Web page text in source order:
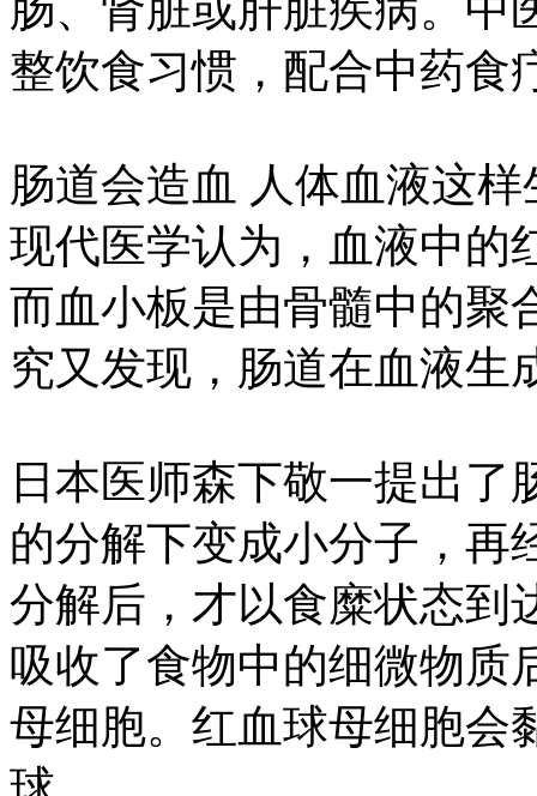
整饮食习惯，配合中药食
肠道会造血 人体血液这样
现代医学认为，血液中的
而血小板是由骨髓中的聚
究又发现，肠道在血液生
日本医师森下敬一提出
的分解下变成小分子，再
分解后，才以食糜状态到
吸收了食物中的细微物质
母细胞。红血球母细胞会